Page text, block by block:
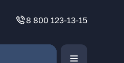
8 800 123-13-15